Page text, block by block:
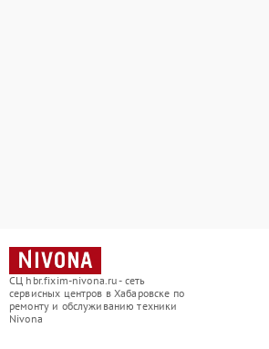
СЦ hbr.fixim-nivona.ru - сеть
сервисных центров в Хабаровске по
ремонту и обслуживанию техники
Nivona